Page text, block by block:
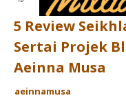
5 Review
Sertai Projek
Aeinna Musa
aeinnamusa